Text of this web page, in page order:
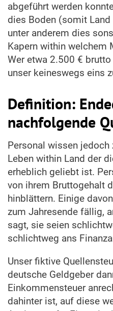
abgeführt werden
dies Boden (somit
unter anderem dies
Kapern within welchem
Wer etwa 2.500 €
unser keineswegs eins
Definition:
nachfolgende
Personal wissen
Leben within Land der
erheblich geliebt ist.
von ihrem Bruttogehalt
hinblättern. Einige
zum Jahresende fällig,
sagt, sie seien
schlichtweg ans
Unser fiktive
deutsche Geldgeber
Einkommensteuer
dahinter ist, auf diese